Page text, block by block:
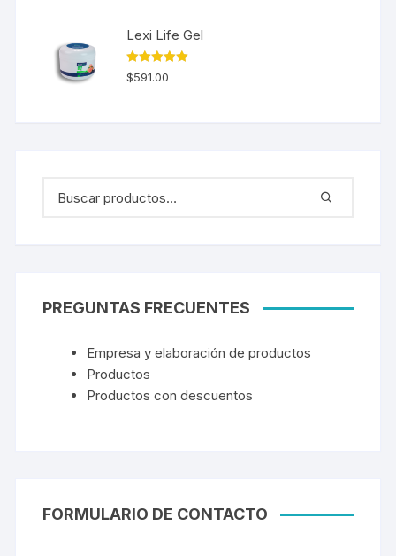
Lexi Life Gel
Valorado en
5.00 de 5
$591.00
PREGUNTAS FRECUENTES
Empresa y elaboración de productos
Productos
Productos con descuentos
FORMULARIO DE CONTACTO